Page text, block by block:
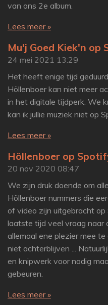
van ons 2e album.
Lees meer »
Mu'j Goed Kiek'n op
24 mei 2021 13:29
Het heeft enige tijd
Höllenboer kan niet meer
in het digitale tijdperk. We
kan ik jullie muziek niet op
Lees meer »
Höllenboer op
20 nov 2020 08:47
We zijn druk doende om alle
Höllenboer nummers die
of video zijn uitgebracht
laatste tijd veel vraag naar
allemaal ene plezier mee
niet achterblijven ...
en knipwerk voor nodig
gebeuren.
Lees meer »